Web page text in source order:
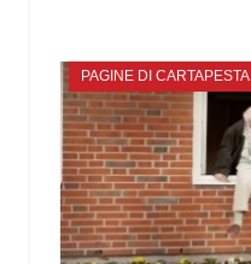
PAGINE DI CARTAPESTA